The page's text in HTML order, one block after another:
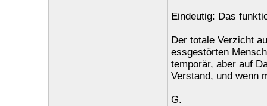
Eindeutig: Das
Der totale Verzicht
essgestörten
temporär, aber auf
Verstand, und wenn
G.